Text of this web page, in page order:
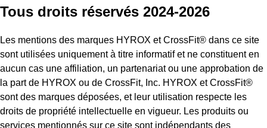
Tous droits réservés 2024-2026
Les mentions des marques HYROX et CrossFit® dans ce site
sont utilisées uniquement à titre informatif et ne constituent en
aucun cas une affiliation, un partenariat ou une approbation de
la part de HYROX ou de CrossFit, Inc. HYROX et CrossFit®
sont des marques déposées, et leur utilisation respecte les
droits de propriété intellectuelle en vigueur. Les produits ou
services mentionnés sur ce site sont indépendants des